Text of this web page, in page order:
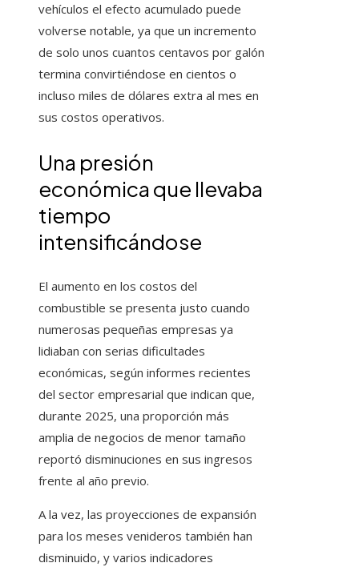
vehículos el efecto acumulado puede
volverse notable, ya que un incremento
de solo unos cuantos centavos por galón
termina convirtiéndose en cientos o
incluso miles de dólares extra al mes en
sus costos operativos.
Una presión
económica que llevaba
tiempo
intensificándose
El aumento en los costos del
combustible se presenta justo cuando
numerosas pequeñas empresas ya
lidiaban con serias dificultades
económicas, según informes recientes
del sector empresarial que indican que,
durante 2025, una proporción más
amplia de negocios de menor tamaño
reportó disminuciones en sus ingresos
frente al año previo.
A la vez, las proyecciones de expansión
para los meses venideros también han
disminuido, y varios indicadores